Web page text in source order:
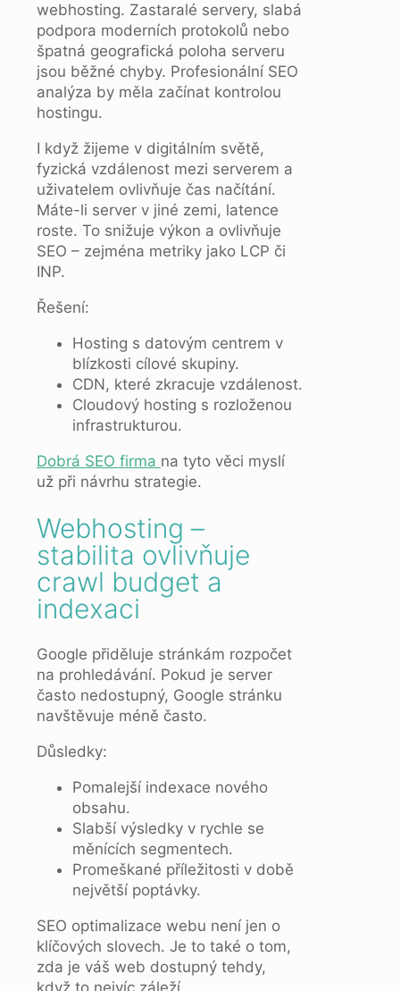
webhosting. Zastaralé servery, slabá
podpora moderních protokolů nebo
špatná geografická poloha serveru
jsou běžné chyby. Profesionální SEO
analýza by měla začínat kontrolou
hostingu.
I když žijeme v digitálním světě,
fyzická vzdálenost mezi serverem a
uživatelem ovlivňuje čas načítání.
Máte-li server v jiné zemi, latence
roste. To snižuje výkon a ovlivňuje
SEO – zejména metriky jako LCP či
INP.
Řešení:
Hosting s datovým centrem v
blízkosti cílové skupiny.
CDN, které zkracuje vzdálenost.
Cloudový hosting s rozloženou
infrastrukturou.
Dobrá SEO firma na tyto věci myslí
už při návrhu strategie.
Webhosting –
stabilita ovlivňuje
crawl budget a
indexaci
Google přiděluje stránkám rozpočet
na prohledávání. Pokud je server
často nedostupný, Google stránku
navštěvuje méně často.
Důsledky:
Pomalejší indexace nového
obsahu.
Slabší výsledky v rychle se
měnících segmentech.
Promeškané příležitosti v době
největší poptávky.
SEO optimalizace webu není jen o
klíčových slovech. Je to také o tom,
zda je váš web dostupný tehdy,